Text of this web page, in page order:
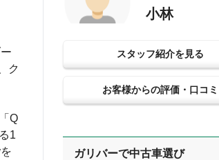
ク
Q
1
小林
スタッフ紹介を見る
お客様からの評価・口コミ
ガリバーで中古車選び